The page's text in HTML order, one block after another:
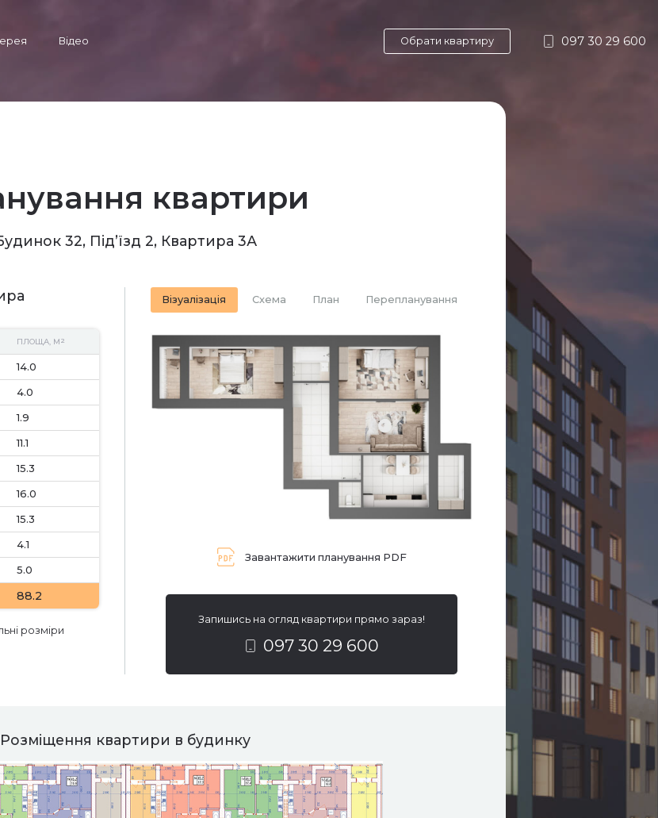
Відео Обрати квартиру 097 30 29 600
квартири
32, Під’їзд 2, Квартира 3А
ПЛОЩА, М 2
14.0
4.0
1.9
11.1
15.3
16.0
15.3
4.1
5.0
88.2
розміри
Візуалізація Схема План Перепланування
Завантажити планування PDF
Запишись на огляд квартири прямо зараз!
097 30 29 600
Розміщення квартири в будинку